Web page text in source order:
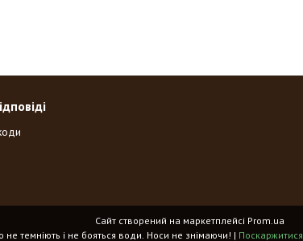
Сайт створений на маркетплейсі Prom.ua
«Spikes» - прикраси, що не темніють і не бояться води. Носи не знімаючи! |